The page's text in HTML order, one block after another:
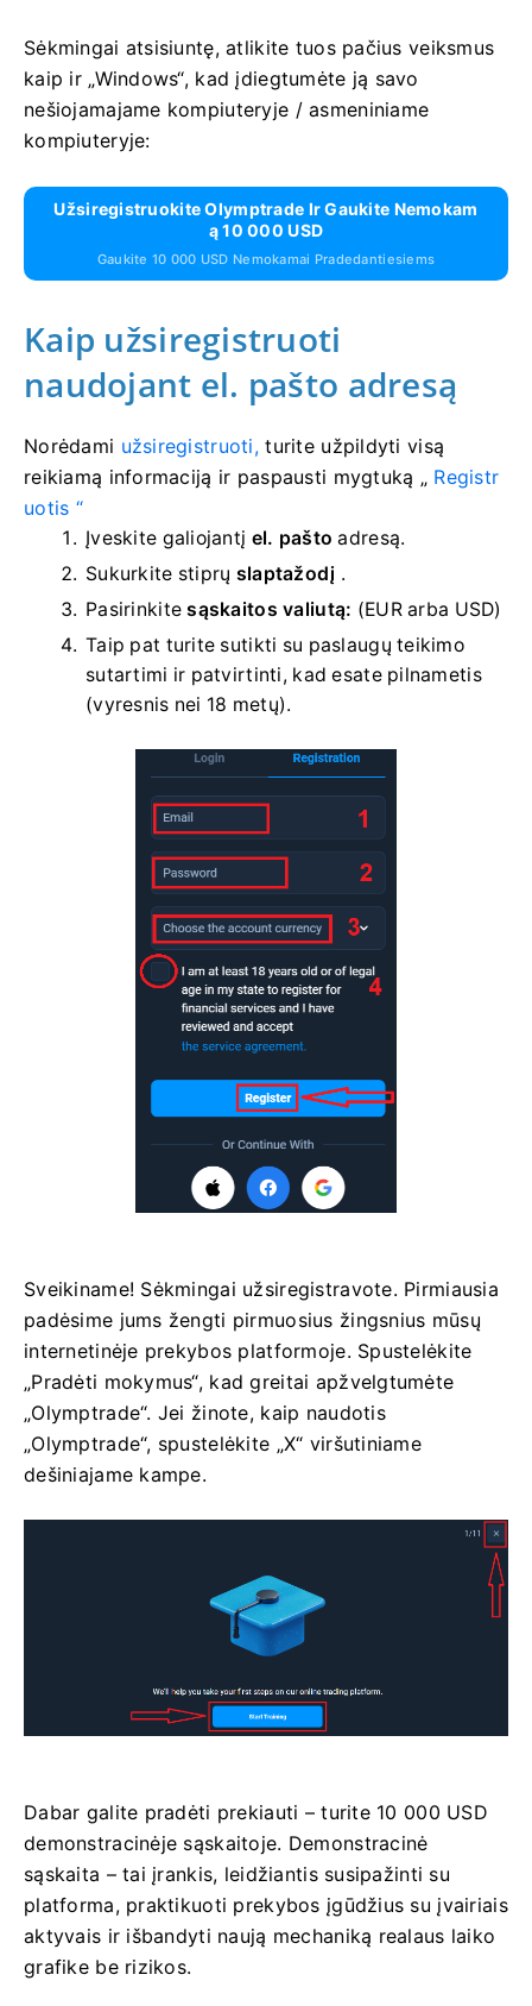
Sėkmingai atsisiuntę, atlikite tuos pačius veiksmus
kaip ir „Windows“, kad įdiegtumėte ją savo
nešiojamajame kompiuteryje / asmeniniame
kompiuteryje:
Užsiregistruokite Olymptrade Ir Gaukite Nemokam
Ą 10 000 USD
Gaukite 10 000 USD Nemokamai Pradedantiesiems
Kaip užsiregistruoti
naudojant el. pašto adresą
Norėdami užsiregistruoti, turite užpildyti visą
reikiamą informaciją ir paspausti mygtuką „ Registr
uotis “
Įveskite galiojantį el. pašto adresą.
Sukurkite stiprų slaptažodį .
Pasirinkitesąskaitos valiutą: (EUR arba USD)
Taip pat turite sutikti su paslaugų teikimo
sutartimi ir patvirtinti, kad esate pilnametis
(vyresnis nei 18 metų).
Sveikiname! Sėkmingai užsiregistravote. Pirmiausia
padėsime jums žengti pirmuosius žingsnius mūsų
internetinėje prekybos platformoje. Spustelėkite
„Pradėti mokymus“, kad greitai apžvelgtumėte
„Olymptrade“. Jei žinote, kaip naudotis
„Olymptrade“, spustelėkite „X“ viršutiniame
dešiniajame kampe.
Dabar galite pradėti prekiauti – turite 10 000 USD
demonstracinėje sąskaitoje. Demonstracinė
sąskaita – tai įrankis, leidžiantis susipažinti su
platforma, praktikuoti prekybos įgūdžius su įvairiais
aktyvais ir išbandyti naują mechaniką realaus laiko
grafike be rizikos.